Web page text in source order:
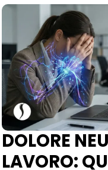
DOLORE
LAVORO: